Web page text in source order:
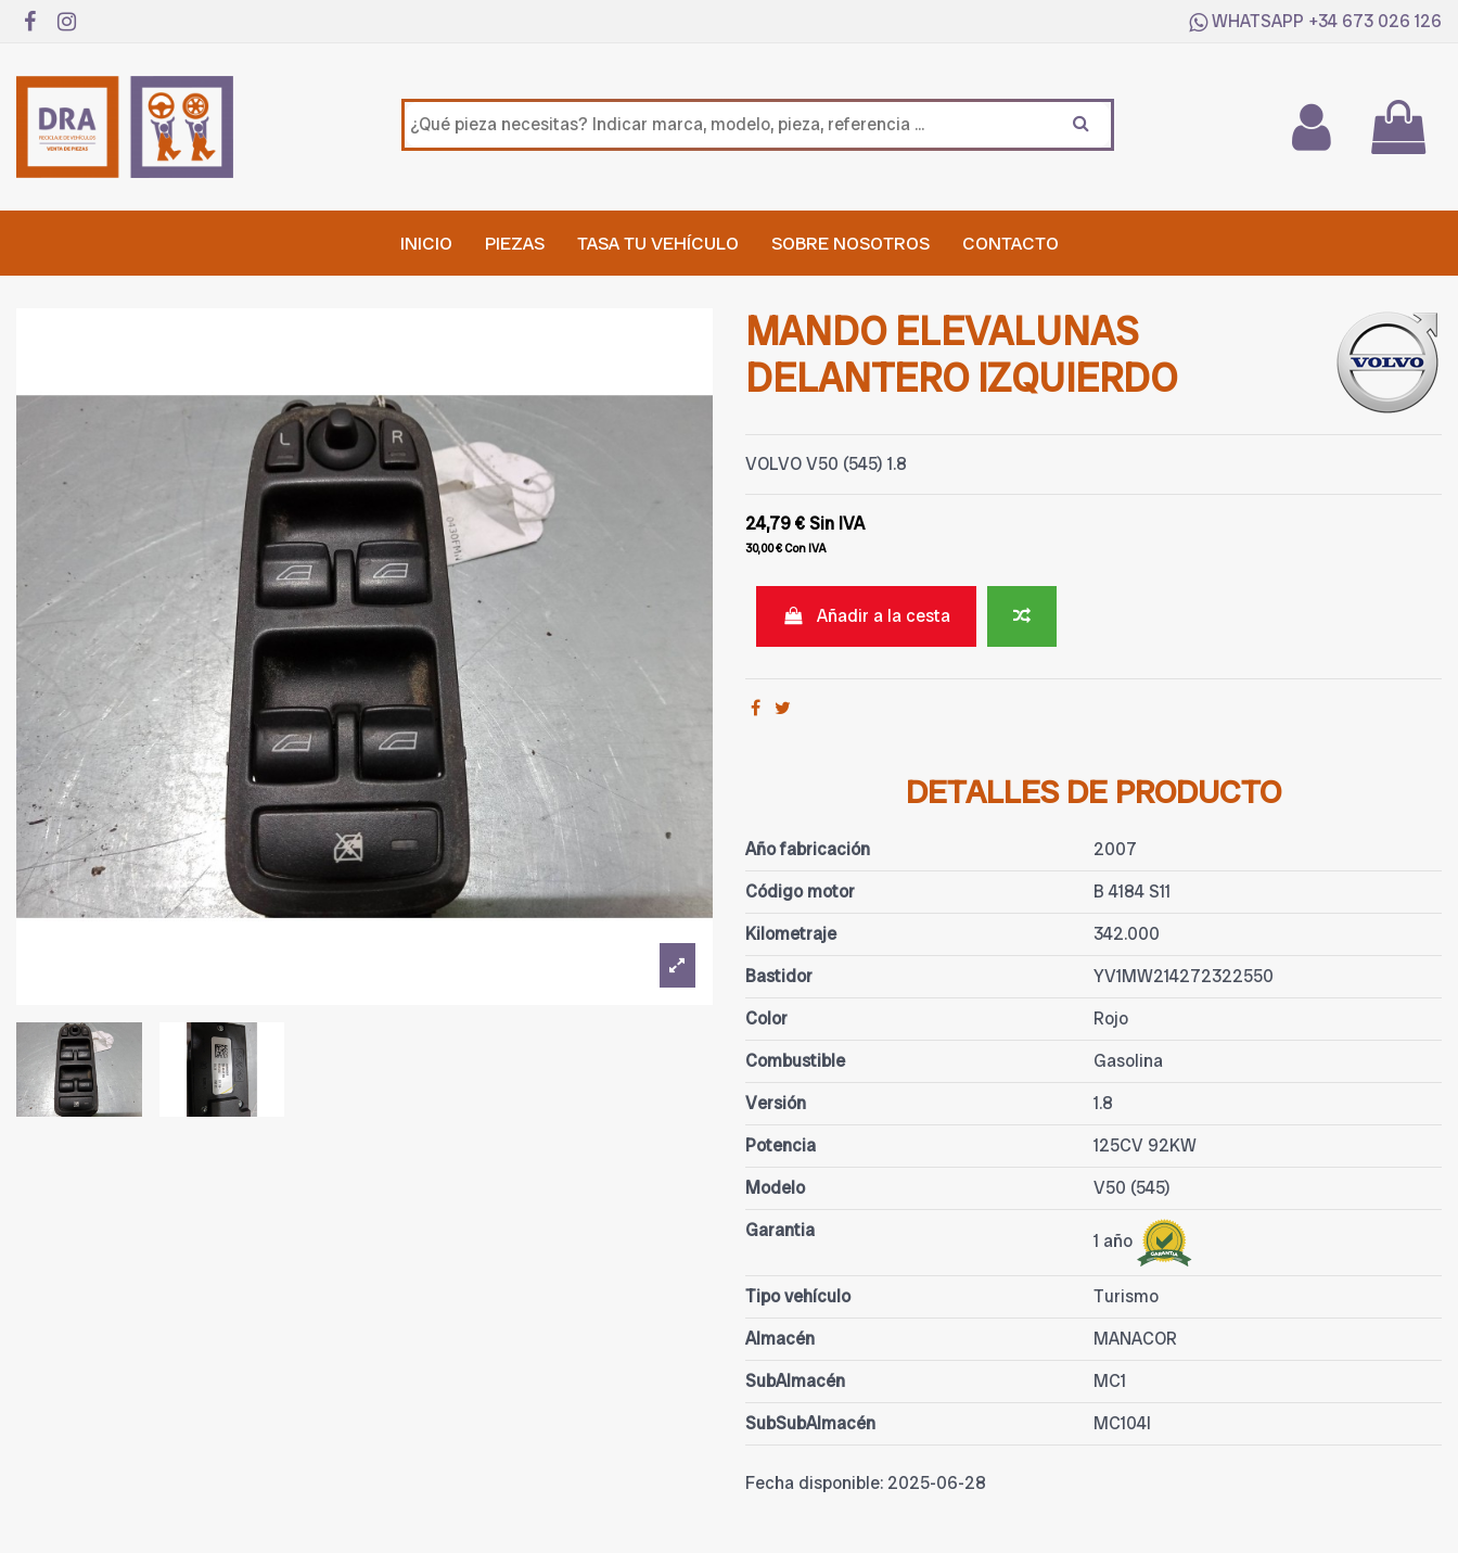
WHATSAPP +34 673 026 126
INICIO PIEZAS TASA TU VEHÍCULO SOBRE NOSOTROS CONTACTO
MANDO ELEVALUNAS
DELANTERO IZQUIERDO
VOLVO V50 (545) 1.8
24,79 €Sin IVA
30,00 €Con IVA
Añadir a la cesta
DETALLES DE PRODUCTO
Año fabricación
2007
Código motor
B 4184 S11
Kilometraje
342.000
Bastidor
YV1MW214272322550
Color
Rojo
Combustible
Gasolina
Versión
1.8
Potencia
125CV 92KW
Modelo
V50 (545)
Garantia
1 año
Tipo vehículo
Turismo
Almacén
MANACOR
SubAlmacén
MC1
SubSubAlmacén
MC104I
Fecha disponible: 2025-06-28